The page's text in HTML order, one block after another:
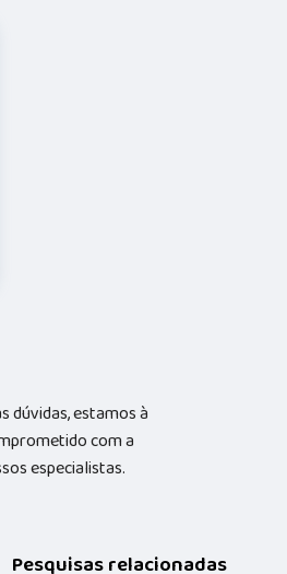
dúvidas, estamos à
com a
especialistas.
Pesquisas relacionadas